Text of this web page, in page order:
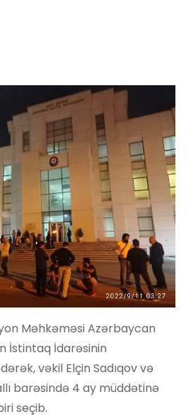
Məhkəməsi Azərbaycan
İstintaq İdarəsinin
vəkil Elçin Sadıqov və
barəsində 4 ay müddətinə
seçib.